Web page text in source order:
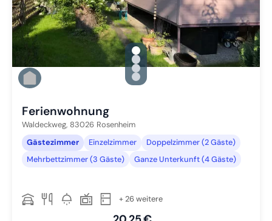
gallery.slide_selector
Zu Slide 1 wechseln
Zu Slide 2 wechseln
Zu Slide 3 wechseln
Zu Slide 4 wechseln
Ferienwohnung
Waldeckweg, 83026 Rosenheim
Gästezimmer
Einzelzimmer
Doppelzimmer (2 Gäste)
Mehrbettzimmer (3 Gäste)
Ganze Unterkunft (4 Gäste)
+ 26 weitere